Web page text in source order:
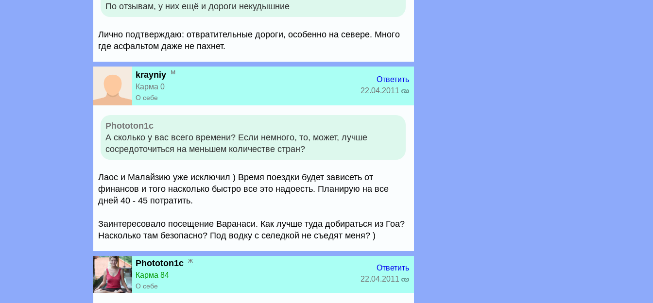
По отзывам, у них ещё и дороги некудышние
Лично подтверждаю: отвратительные дороги, особенно на севере. Много
где асфальтом даже не пахнет.
krayniy м
Карма 0
О себе
Ответить
22.04.2011
Phototon1c
А сколько у вас всего времени? Если немного, то, может, лучше
сосредоточиться на меньшем количестве стран?
Лаос и Малайзию уже исключил ) Время поездки будет зависеть от
финансов и того насколько быстро все это надоесть. Планирую на все
дней 40 - 45 потратить.
Заинтересовало посещение Варанаси. Как лучше туда добираться из Гоа?
Насколько там безопасно? Под водку с селедкой не съедят меня? )
Phototon1c ж
Карма 84
О себе
Ответить
22.04.2011